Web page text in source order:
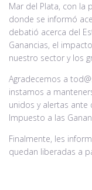
Mar del Plata, con la
donde se informó
debatió acerca del
Ganancias, el
nuestro sector y los
Agradecemos a
instamos a
unidos y alertas ante
Impuesto a las
Finalmente, les
quedan liberadas a